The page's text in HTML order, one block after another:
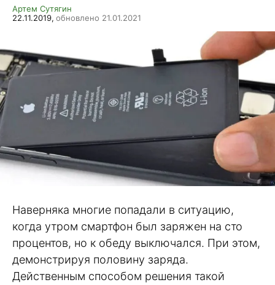
Артем Сутягин
22.11.2019, обновлено 21.01.2021
Наверняка многие попадали в ситуацию,
когда утром смартфон был заряжен на сто
процентов, но к обеду выключался. При этом,
демонстрируя половину заряда.
Действенным способом решения такой